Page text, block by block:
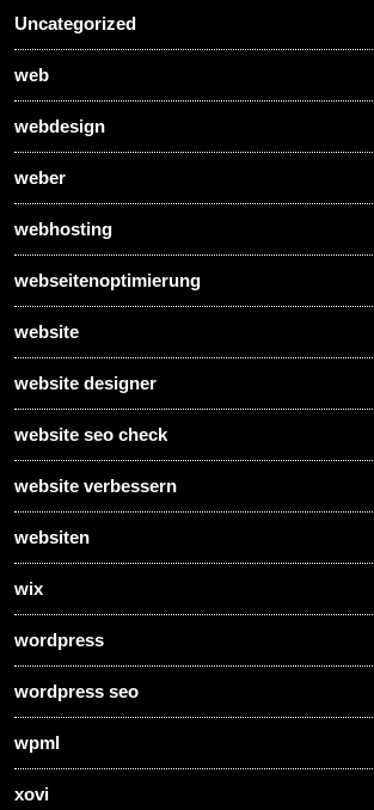
Uncategorized
web
webdesign
weber
webhosting
webseitenoptimierung
website
website designer
website seo check
website verbessern
websiten
wix
wordpress
wordpress seo
wpml
xovi